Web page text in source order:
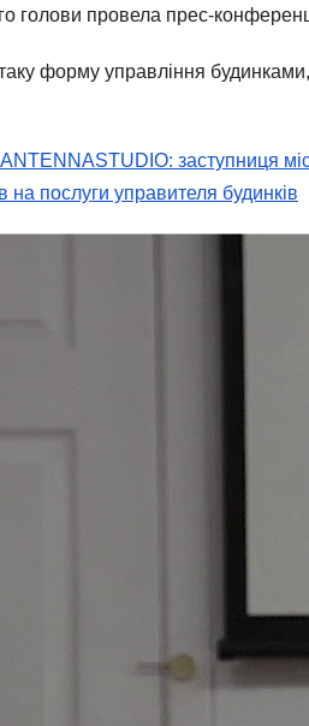
голови провела прес-
форму управління
заступниця
на послуги управителя будинків